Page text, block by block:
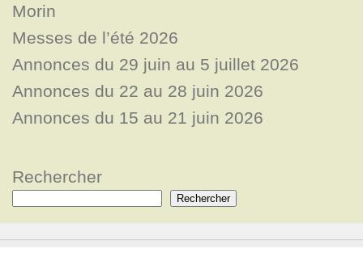
Morin
Messes de l’été 2026
Annonces du 29 juin au 5 juillet 2026
Annonces du 22 au 28 juin 2026
Annonces du 15 au 21 juin 2026
Rechercher
Rechercher